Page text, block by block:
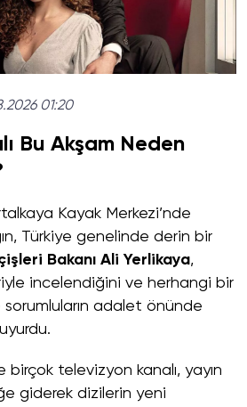
01:20
Bu Akşam Neden
Kayak Merkezi’nde
Türkiye genelinde derin bir
Bakanı Ali Yerlikaya,
incelendiğini ve herhangi bir
adalet önünde
televizyon kanalı, yayın
giderek dizilerin yeni